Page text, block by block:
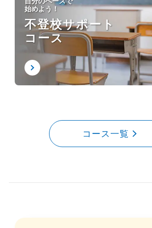
始めよう！
不登校サポート
コース
コース一覧